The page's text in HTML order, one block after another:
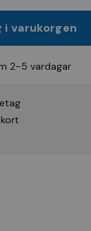
i varukorgen
2-5 vardagar